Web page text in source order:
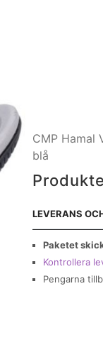
CMP Hamal
blå
LEVERANS
Paketet
Kontrollera
Pengarna